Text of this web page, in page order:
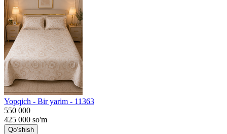
Yopqich - Bir yarim - 11363
550 000
425 000 so'm
Qo‘shish